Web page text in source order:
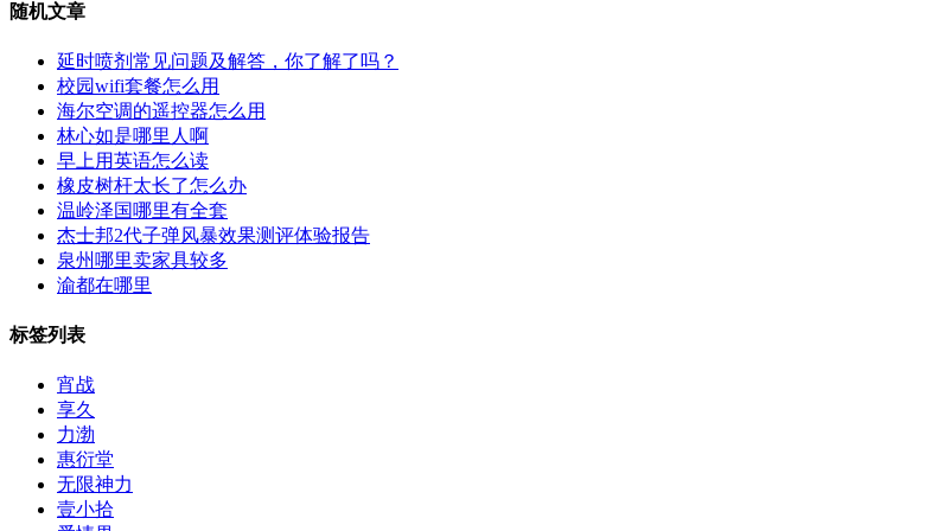
随机文章
延时喷剂常见问题及解答，你了解了吗？
校园wifi套餐怎么用
海尔空调的遥控器怎么用
林心如是哪里人啊
早上用英语怎么读
橡皮树杆太长了怎么办
温岭泽国哪里有全套
杰士邦2代子弹风暴效果测评体验报告
泉州哪里卖家具较多
渝都在哪里
标签列表
宵战
享久
力渤
惠衍堂
无限神力
壹小拾